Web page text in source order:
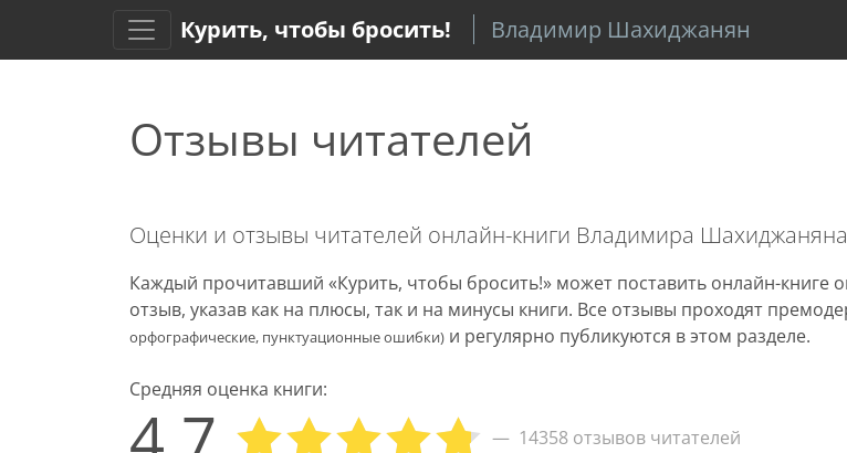
Курить, чтобы бросить! Владимир Шахиджанян
Отзывы читателей
Оценки и отзывы читателей онлайн-книги Владимира Шахиджаняна
Каждый прочитавший «Курить, чтобы бросить!» может поставить онлайн-книге
отзыв, указав как на плюсы, так и на минусы книги. Все отзывы проходят
орфографические, пунктуационные ошибки) и регулярно публикуются в этом разделе.
Средняя оценка книги:
14358 отзывов читателей